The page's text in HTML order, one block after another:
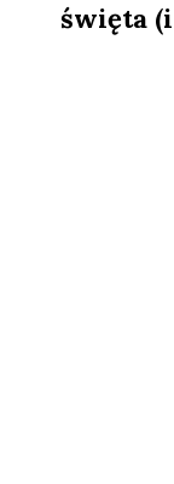
święta